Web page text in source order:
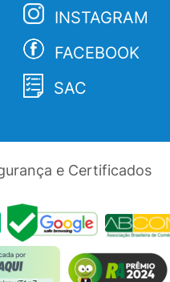
INSTAGRAM
FACEBOOK
SAC
e Certificados